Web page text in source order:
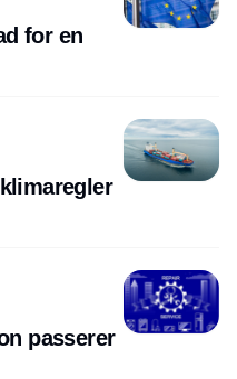
for en
passerer